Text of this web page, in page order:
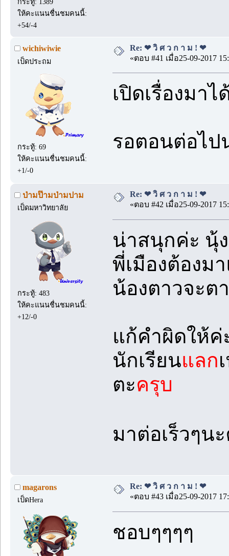
ให้คะแนนชื่นชมคนนี้:
+54/-4
wichiwiwie
เป็ดประถม
กระทู้: 69
ให้คะแนนชื่นชมคนนี้:
+1/-0
Re: ❤ วิ ศ ว ก า ม ! ❤
«ตอบ #41 เมื่อ25-09-2017
เปิดเรื่องมา
รอตอนต่อไ
ป่ามป๊ามป่ามปาม
เป็ดมหาวิทยาลัย
กระทู้: 483
ให้คะแนนชื่นชมคนนี้:
+12/-0
Re: ❤ วิ ศ ว ก า ม ! ❤
«ตอบ #42 เมื่อ25-09-2017
น่าสนุกค่ะ นุ้
พี่เมืองต้องม
น้องตาวจะต
แก้คำผิดให้ค่
นักเรียนแลก
ตะครุบ
มาต่อเร็วๆน
magarons
เป็ดHera
Re: ❤ วิ ศ ว ก า ม ! ❤
«ตอบ #43 เมื่อ25-09-2017
ชอบๆๆๆๆ